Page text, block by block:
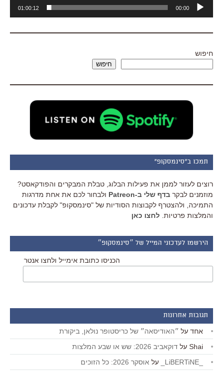
אודיו
00:00
01:00:12
חיפוש
חיפוש
תמכו ב"סינמסקופ"
רוצים לעזור לממן את פעילות הבלוג, טבלת המבקרים והפודקאסט?
מוזמנים לבקר בדף שלי ב-Patreon
ולבחור לכם את אחת מדרגות
התמיכה, ולהצטרף לקבוצות הסודיות של "סינמסקופ" לקבלת עדכונים
והמלצות פרטיות. לחצו כאן
הירשמו לעדכוני המייל של ״סינמסקופ״
הכניסו כתובת אימייל ולחצו אנטר
תגובות אחרונות
אחד על ״האודיסאה״ של כריסטופר נולאן, ביקורת
Shai על דוקאביב 2026: שש או שבע המלצות
על אוסקר 2026: כל הזוכים